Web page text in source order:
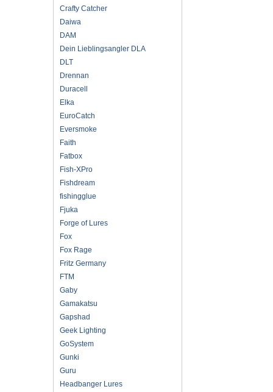
Crafty Catcher
Daiwa
DAM
Dein Lieblingsangler DLA
DLT
Drennan
Duracell
Elka
EuroCatch
Eversmoke
Faith
Fatbox
Fish-XPro
Fishdream
fishingglue
Fjuka
Forge of Lures
Fox
Fox Rage
Fritz Germany
FTM
Gaby
Gamakatsu
Gapshad
Geek Lighting
GoSystem
Gunki
Guru
Headbanger Lures